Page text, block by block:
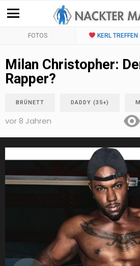
FOTOS KERL TREFFEN
Milan Christopher:
Rapper?
BRÜNETT DADDY (35+)
vor 8 Jahren